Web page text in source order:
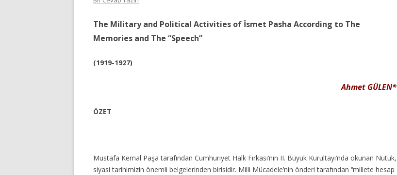
E-POSTA OKUMA | USER MAIL
The Military and Political Activities of İsmet Pasha According to The
Memories and The “Speech”
(1919-1927)
Ahmet GÜLEN*
ÖZET
Mustafa Kemal Paşa tarafından Cumhuriyet Halk Fırkası’nın II. Büyük Kurultayı’nda okunan Nutuk,
siyasi tarihimizin önemli belgelerinden birisidir. Milli Mücadele’nin önderi tarafından ‘‘millete hesap